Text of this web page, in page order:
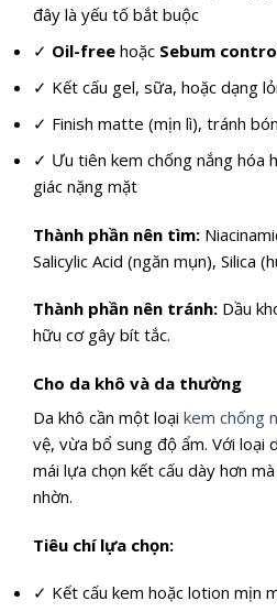
đây là yếu tố bắt buộc
✓ Oil-free hoặc Sebum
✓ Kết cấu gel, sữa, hoặc dạng
✓ Finish matte (mịn lì), tránh
✓ Ưu tiên kem chống nắng hóa
giác nặng mặt
Thành phần nên tìm:
Salicylic Acid (ngăn mụn), Silica
Thành phần nên tránh: Dầu
hữu cơ gây bít tắc.
Cho da khô và da thường
Da khô cần một loại kem chống
vệ, vừa bổ sung độ ẩm. Với loại
mái lựa chọn kết cấu dày hơn
nhờn.
Tiêu chí lựa chọn:
✓ Kết cấu kem hoặc lotion mịn